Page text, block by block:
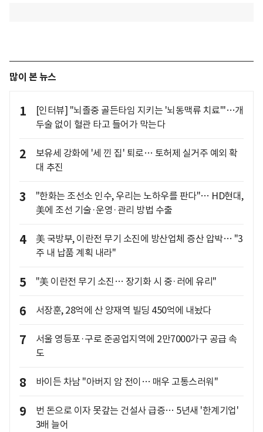
많이 본 뉴스
1
[인터뷰] "뇌졸중 골든타임 지키는 '뇌동맥류 치료'"…개
두술 없이 혈관 타고 들어가 막는다
2
보유세 강화에 '세 낀 집' 퇴로… 토허제 실거주 예외 확
대 추진
3
"한화는 조선소 인수, 우리는 노하우를 판다"… HD현대,
美에 조선 기술·운영·관리 방법 수출
4
美 국방부, 이란전 무기 소진에 방산업체 증산 압박… "3
주 내 납품 계획 내라"
5 "美 이란전 무기 소진… 장기화 시 중·러에 유리"
6 서장훈, 28억에 산 양재역 빌딩 450억에 내놨다
7
서울 영등포·구로 준공업지역에 2만7000가구 공급 속
도
8 바이든 차남 "아버지 암 전이… 매우 고통스러워"
9
번 돈으로 이자 못갚는 건설사 급증… 5년새 '한계기업'
3배 늘어